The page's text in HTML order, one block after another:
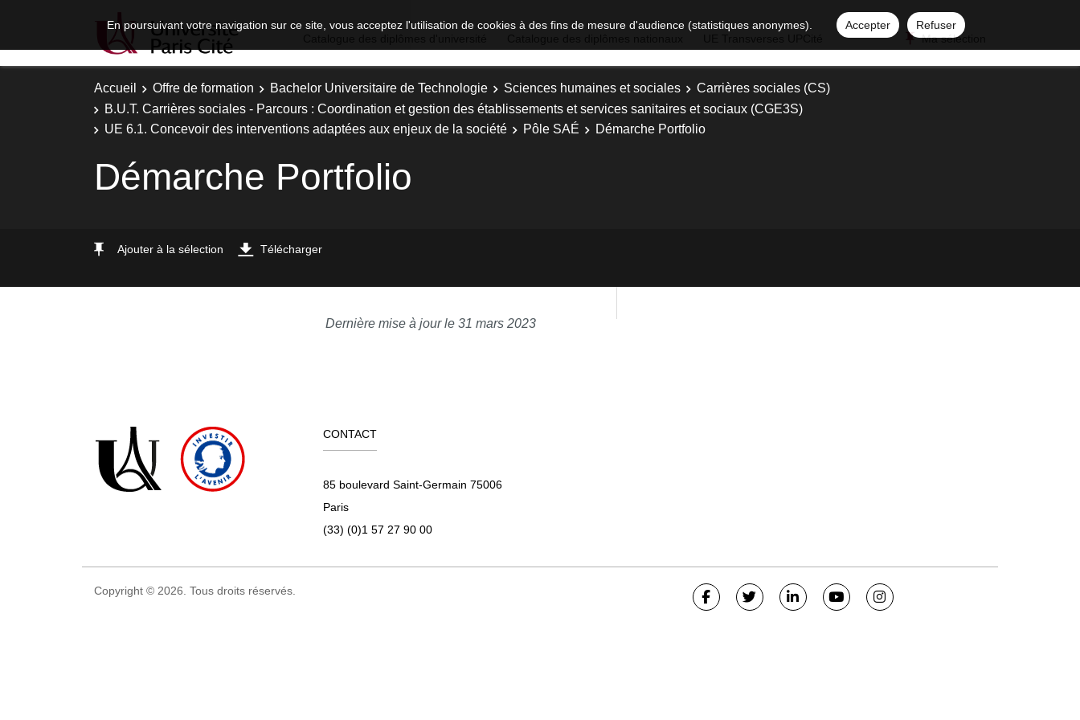
En poursuivant votre navigation sur ce site, vous acceptez l'utilisation de cookies à des fins de mesure d'audience (statistiques anonymes). Accepter
Refuser
Ma sélection
Accueil Offre de formation Bachelor Universitaire de Technologie Sciences humaines et sociales
Carrières sociales (CS)
B.U.T. Carrières sociales - Parcours : Coordination et gestion des établissements et services sanitaires et sociaux (CGE3S)
UE 6.1. Concevoir des interventions adaptées aux enjeux de la société
Pôle SAÉ Démarche Portfolio
Démarche Portfolio
Ajouter à la sélection Télécharger
Dernière mise à jour le 31 mars 2023
CONTACT
85 boulevard Saint-Germain 75006
Paris
(33) (0)1 57 27 90 00
Copyright © 2026. Tous droits réservés.